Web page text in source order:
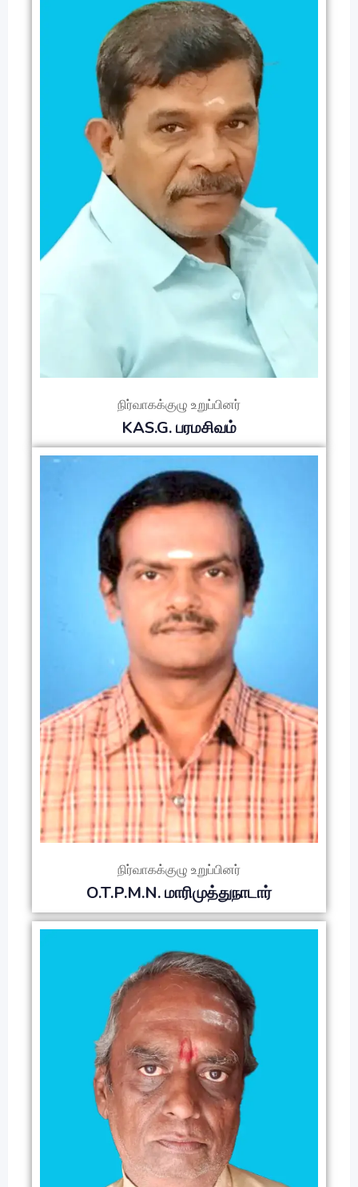
நிர்வாகக்குழு உறுப்பினர்
KAS.G. பரமசிவம்
நிர்வாகக்குழு உறுப்பினர்
O.T.P.M.N. மாரிமுத்துநாடார்